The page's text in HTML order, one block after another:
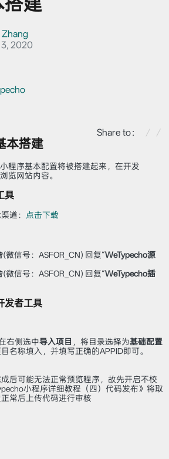
2020
Share to：
本搭建
程序基本配置将被搭建起来，在开发
览网站内容。
具
道： 点击下载
(微信号：ASFOR_CN) 回复“WeTypecho源
(微信号：ASFOR_CN) 回复“WeTypecho插
发者工具
右侧选中导入项目 ，将目录选择为基础配置
名称填入，并填写正确的APPID即可。
后可能无法正常预览程序，故先开启不校
小程序详细教程（四）代码发布》将取
常后上传代码进行审核